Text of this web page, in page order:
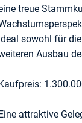
treue
sowohl für
Ausbau
attraktive